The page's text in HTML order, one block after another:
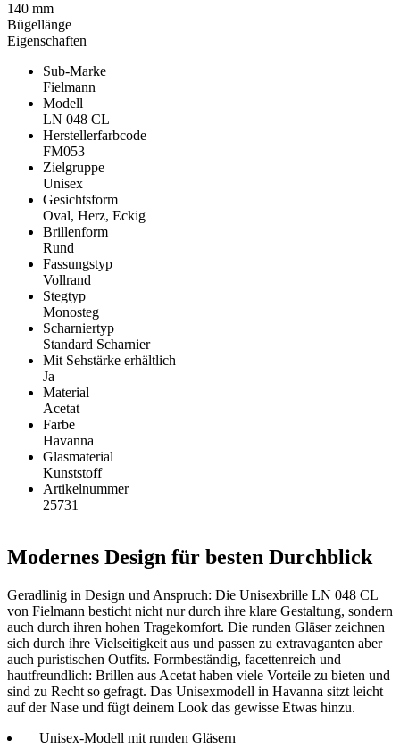
Eigenschaften
Sub-Marke
Fielmann
Modell
LN 048 CL
Herstellerfarbcode
FM053
Zielgruppe
Unisex
Gesichtsform
Oval, Herz, Eckig
Brillenform
Rund
Fassungstyp
Vollrand
Stegtyp
Monosteg
Scharniertyp
Standard Scharnier
Mit Sehstärke erhältlich
Ja
Material
Acetat
Farbe
Havanna
Glasmaterial
Kunststoff
Artikelnummer
25731
Modernes Design für besten Durchblick
Geradlinig in Design und Anspruch: Die Unisexbrille LN 048 CL
von Fielmann besticht nicht nur durch ihre klare Gestaltung, sondern
auch durch ihren hohen Tragekomfort. Die runden Gläser zeichnen
sich durch ihre Vielseitigkeit aus und passen zu extravaganten aber
auch puristischen Outfits. Formbeständig, facettenreich und
hautfreundlich: Brillen aus Acetat haben viele Vorteile zu bieten und
sind zu Recht so gefragt. Das Unisexmodell in Havanna sitzt leicht
auf der Nase und fügt deinem Look das gewisse Etwas hinzu.
Unisex-Modell mit runden Gläsern
140 mm
Bügellänge